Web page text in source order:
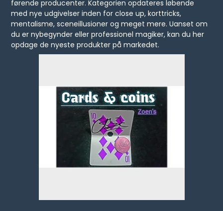
førende producenter. Kategorien opdateres løbende
med nye udgivelser inden for close up, korttricks,
mentalisme, sceneillusioner og meget mere. Uanset om
du er nybegynder eller professionel magiker, kan du her
opdage de nyeste produkter på markedet.